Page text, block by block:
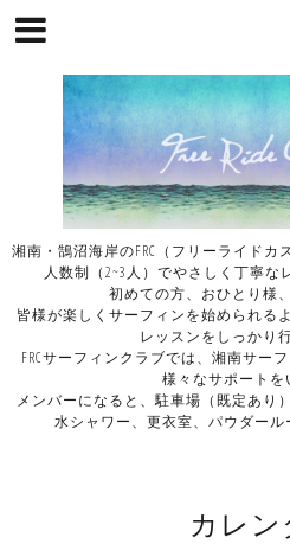
湘南・鵠沼海岸のFRC（フリーライド
人数制（2~3人）でやさしく丁寧
初めての方、おひとり様
皆様が楽しくサーフィンを始められる
レッスンをしっかり
FRCサーフィンクラブでは、湘南サー
様々なサポートを
メンバーになると、駐車場（既定あり
水シャワー、更衣室、パウダー
カレン